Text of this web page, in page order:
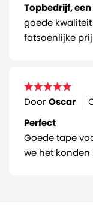
Topbedrijf,
goede
fatsoenlijke
DoorOscar
Perfect
Goede tape
we het